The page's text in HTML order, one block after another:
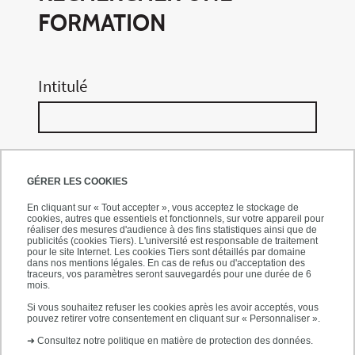
GÉRER LES COOKIES
En cliquant sur « Tout accepter », vous acceptez le stockage de
cookies, autres que essentiels et fonctionnels, sur votre appareil pour
réaliser des mesures d'audience à des fins statistiques ainsi que de
publicités (cookies Tiers). L'université est responsable de traitement
pour le site Internet. Les cookies Tiers sont détaillés par domaine
dans nos mentions légales. En cas de refus ou d'acceptation des
traceurs, vos paramètres seront sauvegardés pour une durée de 6
mois.
Si vous souhaitez refuser les cookies après les avoir acceptés, vous
pouvez retirer votre consentement en cliquant sur « Personnaliser ».
➜ Consultez notre politique en matière de protection des données.
FORMATION
Intitulé
Type de formation
Accessible en